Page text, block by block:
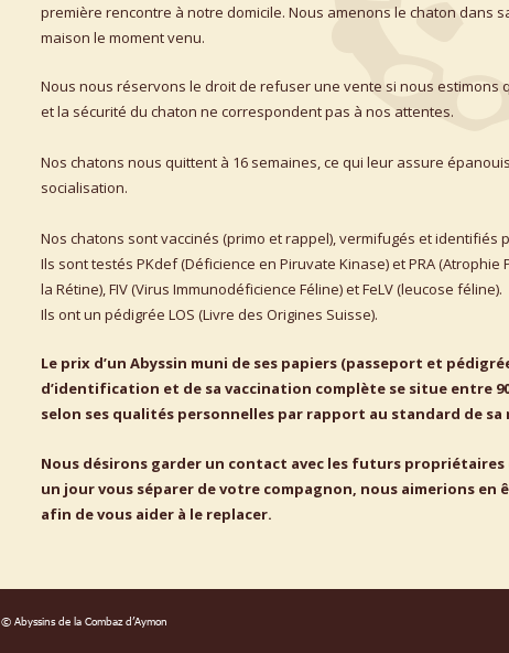
première rencontre à notre domicile. Nous amenons le chaton dans
maison le moment venu.
Nous nous réservons le droit de refuser une vente si nous estimons
et la sécurité du chaton ne correspondent pas à nos attentes.
Nos chatons nous quittent à 16 semaines, ce qui leur assure
socialisation.
Nos chatons sont vaccinés (primo et rappel), vermifugés et identifiés
Ils sont testés PKdef (Déficience en Piruvate Kinase) et PRA (Atrophie
la Rétine), FIV (Virus Immunodéficience Féline) et FeLV (leucose féline).
Ils ont un pédigrée LOS (Livre des Origines Suisse).
Le prix d’un Abyssin muni de ses papiers (passeport et
d’identification et de sa vaccination complète se situe entre
selon ses qualités personnelles par rapport au standard de sa
Nous désirons garder un contact avec les futurs propriétaires
un jour vous séparer de votre compagnon, nous aimerions en
afin de vous aider à le replacer.
© Abyssins de la Combaz d’Aymon